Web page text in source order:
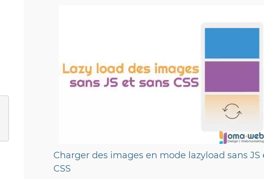
Charger des images en mode lazyload sans JS
CSS